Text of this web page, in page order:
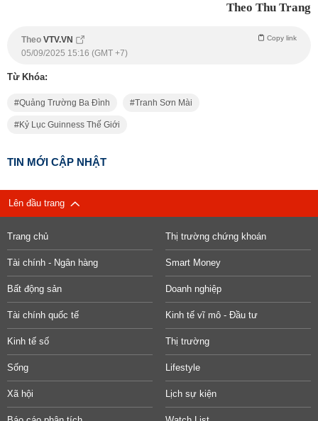
Theo Thu Trang
Theo VTV.VN Copy link
05/09/2025 15:16 (GMT +7)
Từ Khóa:
Quảng Trường Ba Đình Tranh Sơn Mài
Kỷ Lục Guinness Thế Giới
TIN MỚI CẬP NHẬT
Lên đầu trang
Trang chủ Thị trường chứng khoán
Tài chính - Ngân hàng Smart Money
Bất động sản Doanh nghiệp
Tài chính quốc tế Kinh tế vĩ mô - Đầu tư
Kinh tế số Thị trường
Sống Lifestyle
Xã hội Lịch sự kiện